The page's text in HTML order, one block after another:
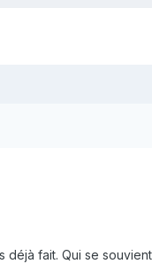
déjà fait. Qui se